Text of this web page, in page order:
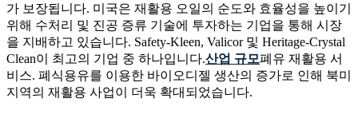
가 보장됩니다. 미국은 재활용 오일의 순도와 효율성을 높이기
위해 수처리 및 진공 증류 기술에 투자하는 기업을 통해 시장
을 지배하고 있습니다. Safety-Kleen, Valicor 및 Heritage-Crystal
Clean이 최고의 기업 중 하나입니다.산업 규모폐유 재활용 서
비스. 폐식용유를 이용한 바이오디젤 생산의 증가로 인해 북미
지역의 재활용 사업이 더욱 확대되었습니다.